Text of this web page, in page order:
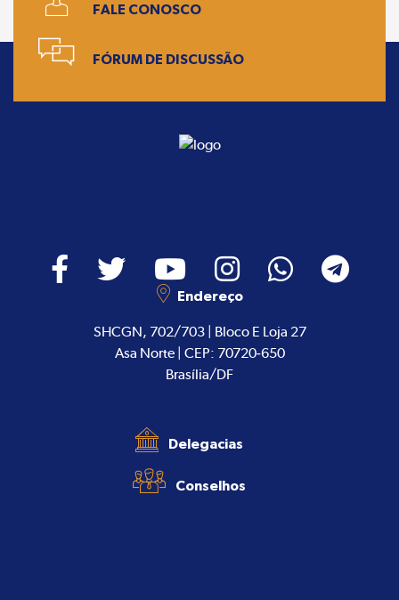
FALE CONOSCO
FÓRUM DE DISCUSSÃO
Endereço
SHCGN, 702/703 | Bloco E Loja 27
Asa Norte | CEP: 70720-650
Brasília/DF
Delegacias
Conselhos